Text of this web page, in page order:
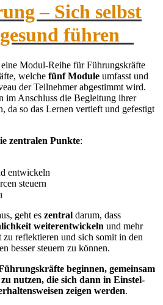
– Sich selbst
führen
Modul-Reihe für Führungs­kräfte
welche fünf Module umfasst und
der Teilnehmer abgestimmt wird.
im Anschluss die Begleitung ihrer
da so das Lernen vertieft und gefestigt
zentralen Punkte:
entwi­ckeln
steuern
geht es zentral darum, dass
weiter­ent­wi­ckeln und mehr
zu reflek­tieren und sich somit in den
besser steuern zu können.
beginnen, gemeinsam
nutzen, die sich dann in Einstel­
zeigen werden.